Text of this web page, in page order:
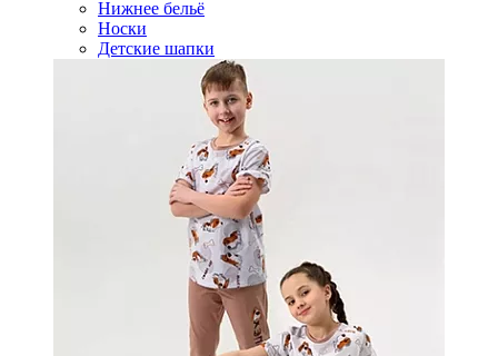
Нижнее бельё
Носки
Детские шапки